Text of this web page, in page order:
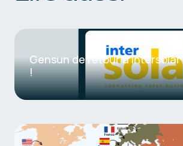
Gensun de retour à Intersolar
!